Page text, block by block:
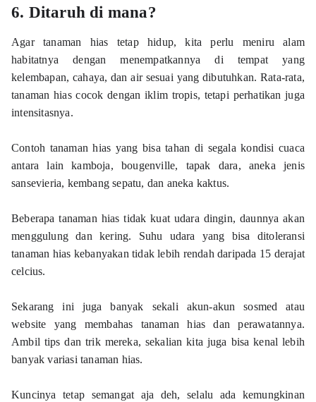
6. Ditaruh di mana?
Agar tanaman hias tetap hidup, kita perlu meniru alam
habitatnya dengan menempatkannya di tempat yang
kelembapan, cahaya, dan air sesuai yang dibutuhkan. Rata-rata,
tanaman hias cocok dengan iklim tropis, tetapi perhatikan juga
intensitasnya.
Contoh tanaman hias yang bisa tahan di segala kondisi cuaca
antara lain kamboja, bougenville, tapak dara, aneka jenis
sansevieria, kembang sepatu, dan aneka kaktus.
Beberapa tanaman hias tidak kuat udara dingin, daunnya akan
menggulung dan kering. Suhu udara yang bisa ditoleransi
tanaman hias kebanyakan tidak lebih rendah daripada 15 derajat
celcius.
Sekarang ini juga banyak sekali akun-akun sosmed atau
website yang membahas tanaman hias dan perawatannya.
Ambil tips dan trik mereka, sekalian kita juga bisa kenal lebih
banyak variasi tanaman hias.
Kuncinya tetap semangat aja deh, selalu ada kemungkinan